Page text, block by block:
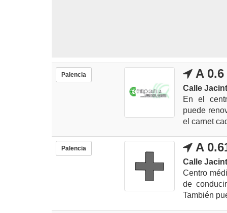
Palencia A
Calle
En el
puede
el carnet
Palencia A
Calle
Centro
de
También